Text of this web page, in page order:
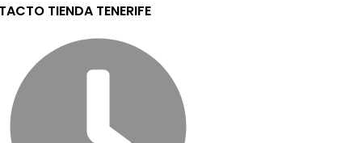
TIENDA TENERIFE